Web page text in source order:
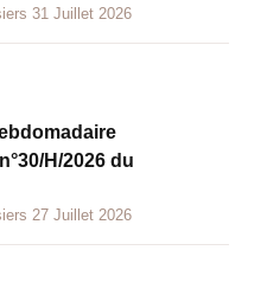
31 Juillet 2026
H/2026 du
27 Juillet 2026